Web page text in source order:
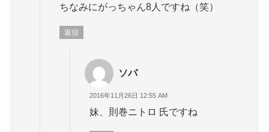
ちなみにがっちゃん8人ですね（笑）
返信
ソバ
2016年11月26日 12:55 AM
妹、則巻ニトロ 氏ですね